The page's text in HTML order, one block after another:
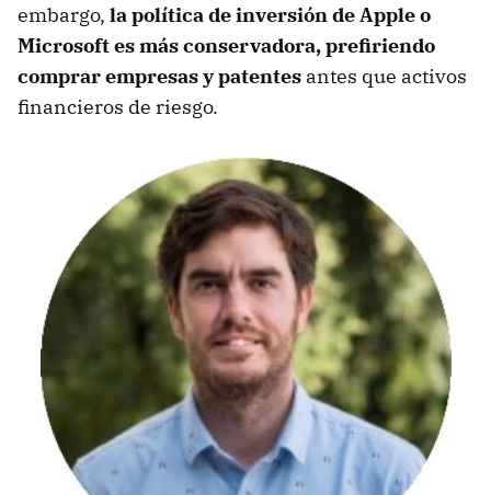
embargo, la política de inversión de Apple o
Microsoft es más conservadora, prefiriendo
comprar empresas y patentes antes que activos
financieros de riesgo.